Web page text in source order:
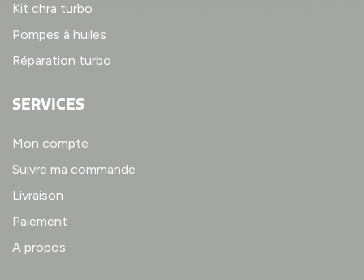
Kit chra turbo
Pompes à huiles
Réparation turbo
SERVICES
Mon compte
Suivre ma commande
Livraison
Paiement
A propos